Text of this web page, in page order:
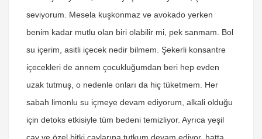
seviyorum. Mesela kuşkonmaz ve avokado yerken
benim kadar mutlu olan biri olabilir mi, pek sanmam. Bol
su içerim, asitli içecek nedir bilmem. Şekerli konsantre
içecekleri de annem çocukluğumdan beri hep evden
uzak tutmuş, o nedenle onları da hiç tüketmem. Her
sabah limonlu su içmeye devam ediyorum, alkali olduğu
için detoks etkisiyle tüm bedeni temizliyor. Ayrıca yeşil